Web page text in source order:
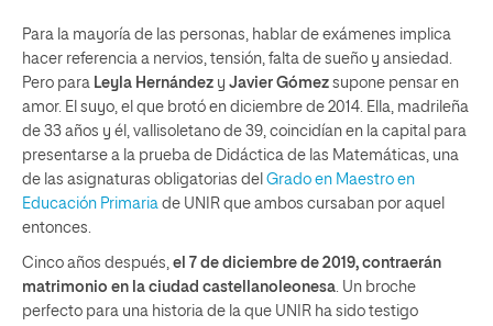
Para la mayoría de las personas, hablar de exámenes implica
hacer referencia a nervios, tensión, falta de sueño y ansiedad.
Pero para Leyla Hernández y Javier Gómez supone pensar en
amor. El suyo, el que brotó en diciembre de 2014. Ella, madrileña
de 33 años y él, vallisoletano de 39, coincidían en la capital para
presentarse a la prueba de Didáctica de las Matemáticas, una
de las asignaturas obligatorias del Grado en Maestro en
Educación Primaria de UNIR que ambos cursaban por aquel
entonces.
Cinco años después, el 7 de diciembre de 2019, contraerán
matrimonio en la ciudad castellanoleonesa. Un broche
perfecto para una historia de la que UNIR ha sido testigo